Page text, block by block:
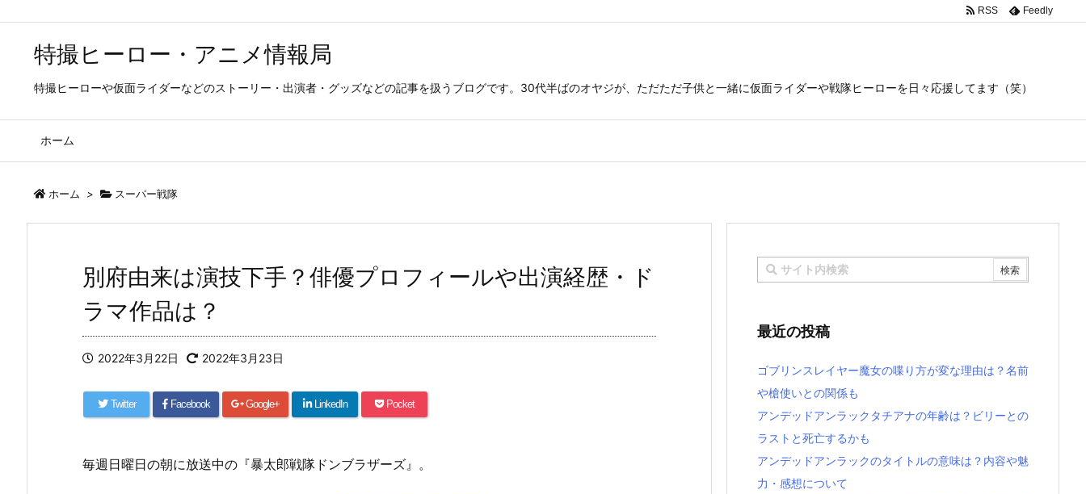
特撮ヒーロー・アニメ情報局
特撮ヒーローや仮面ライダーなどのストーリー・出演者・グッズなどの記事を扱うブログです。30代半ばのオヤジが、ただただ子供と一緒に仮面ライダーや戦隊ヒーローを日々応援してます（笑）
ホーム
RSS Feedly
ホーム > スーパー戦隊
別府由来は演技下手？俳優プロフィールや出演経歴・ド
ラマ作品は？
2022年3月22日 2022年3月23日
Twitter Facebook Google+ LinkedIn Pocket
毎週日曜日の朝に放送中の『暴太郎戦隊ドンブラザーズ』。
最近の投稿
ゴブリンスレイヤー魔女の喋り方が変な理由は？名前
や槍使いとの関係も
アンデッドアンラックタチアナの年齢は？ビリーとの
ラストと死亡するかも
アンデッドアンラックのタイトルの意味は？内容や魅
力・感想について